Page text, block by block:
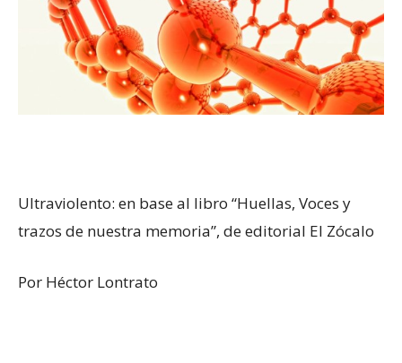
Ultraviolento: en base al libro “Huellas, Voces y
trazos de nuestra memoria”, de editorial El Zócalo
Por Héctor Lontrato